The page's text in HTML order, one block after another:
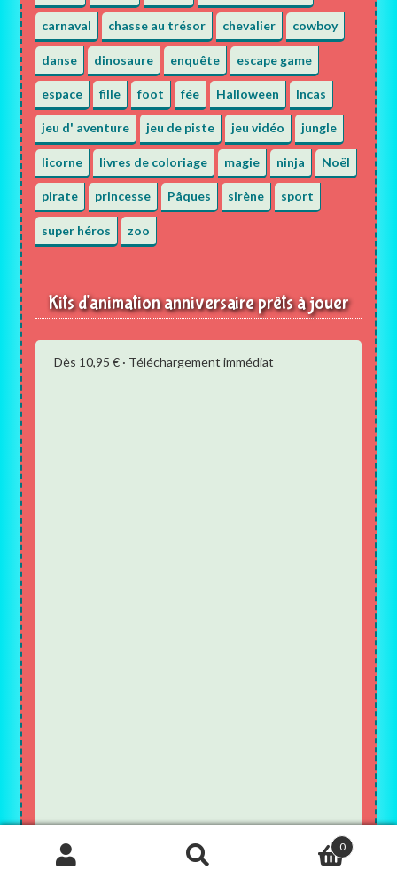
carnaval chasse au trésor chevalier cowboy
danse dinosaure enquête escape game
espace fille foot fée Halloween Incas
jeu d' aventure jeu de piste jeu vidéo jungle
licorne livres de coloriage magie ninja Noël
pirate princesse Pâques sirène sport
super héros zoo
Kits d'animation anniversaire prêts à jouer
Dès 10,95 € · Téléchargement immédiat
Recherche
0